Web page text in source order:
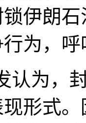
伊朗
为，
认为，
形式